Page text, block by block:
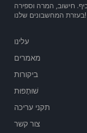
חישוב, המרה וספירה
בעזרת המחשבונים שלנו!
עלינו
מאמרים
ביקורות
שׁוּתָפוּת
תקני עריכה
צור קשר